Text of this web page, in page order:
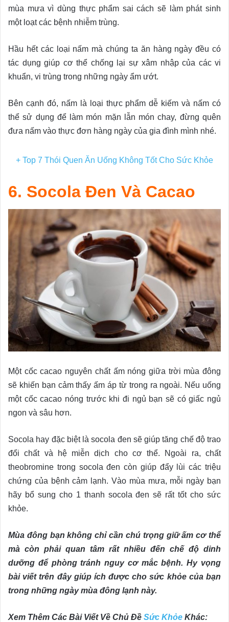
mùa mưa vì dùng thực phẩm sai cách sẽ làm phát sinh
một loạt các bệnh nhiễm trùng.
Hầu hết các loại nấm mà chúng ta ăn hàng ngày đều có
tác dụng giúp cơ thể chống lại sự xâm nhập của các vi
khuẩn, vi trùng trong những ngày ẩm ướt.
Bên cạnh đó, nấm là loại thực phẩm dễ kiếm và nấm có
thể sử dụng để làm món mặn lẫn món chay, đừng quên
đưa nấm vào thực đơn hàng ngày của gia đình mình nhé.
+ Top 7 Thói Quen Ăn Uống Không Tốt Cho Sức Khỏe
6. Socola Đen Và Cacao
Một cốc cacao nguyên chất ấm nóng giữa trời mùa đông
sẽ khiến bạn cảm thấy ấm áp từ trong ra ngoài. Nếu uống
một cốc cacao nóng trước khi đi ngủ bạn sẽ có giấc ngủ
ngon và sâu hơn.
Socola hay đặc biệt là socola đen sẽ giúp tăng chế độ trao
đổi chất và hệ miễn dịch cho cơ thể. Ngoài ra, chất
theobromine trong socola đen còn giúp đẩy lùi các triệu
chứng của bệnh cảm lạnh. Vào mùa mưa, mỗi ngày bạn
hãy bổ sung cho 1 thanh socola đen sẽ rất tốt cho sức
khỏe.
Mùa đông bạn không chỉ cần chú trọng giữ ấm cơ thể
mà còn phải quan tâm rất nhiều đến chế độ dinh
dưỡng để phòng tránh nguy cơ mắc bệnh. Hy vọng
bài viết trên đây giúp ích được cho sức khỏe của bạn
trong những ngày mùa đông lạnh này.
Xem Thêm Các Bài Viết Về Chủ Đề Sức Khỏe Khác: